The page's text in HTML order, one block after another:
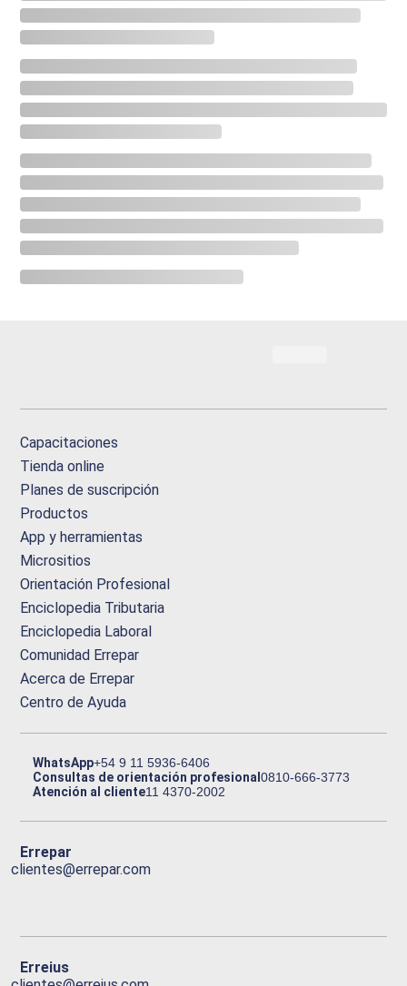
Capacitaciones
Tienda online
Planes de suscripción
Productos
App y herramientas
Micrositios
Orientación Profesional
Enciclopedia Tributaria
Enciclopedia Laboral
Comunidad Errepar
Acerca de Errepar
Centro de Ayuda
WhatsApp+54 9 11 5936-6406
Consultas de orientación profesional0810-666-3773
Atención al cliente11 4370-2002
Errepar
clientes@errepar.com
Erreius